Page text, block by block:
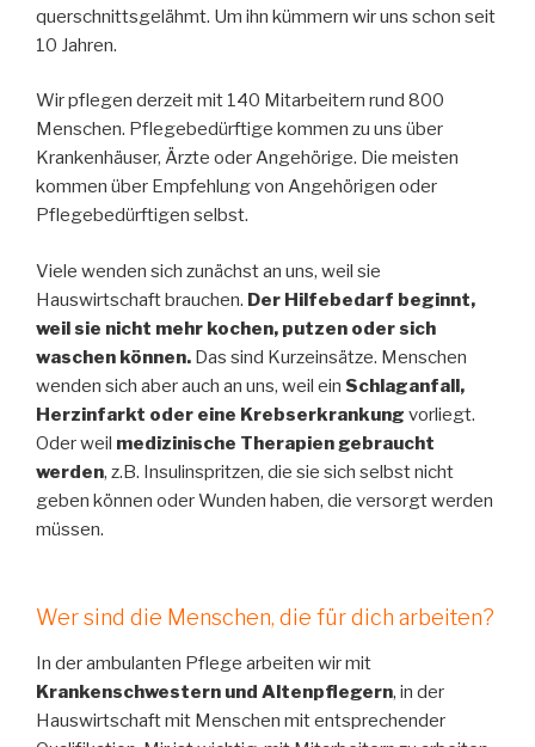
querschnittsgelähmt. Um ihn kümmern wir uns schon seit
10 Jahren.
Wir pflegen derzeit mit 140 Mitarbeitern rund 800
Menschen. Pflegebedürftige kommen zu uns über
Krankenhäuser, Ärzte oder Angehörige. Die meisten
kommen über Empfehlung von Angehörigen oder
Pflegebedürftigen selbst.
Viele wenden sich zunächst an uns, weil sie
Hauswirtschaft brauchen. Der Hilfebedarf beginnt,
weil sie nicht mehr kochen, putzen oder sich
waschen können. Das sind Kurzeinsätze. Menschen
wenden sich aber auch an uns, weil ein Schlaganfall,
Herzinfarkt oder eine Krebserkrankung vorliegt.
Oder weil medizinische Therapien gebraucht
werden, z.B. Insulinspritzen, die sie sich selbst nicht
geben können oder Wunden haben, die versorgt werden
müssen.
Wer sind die Menschen, die für dich arbeiten?
In der ambulanten Pflege arbeiten wir mit
Krankenschwestern und Altenpflegern, in der
Hauswirtschaft mit Menschen mit entsprechender